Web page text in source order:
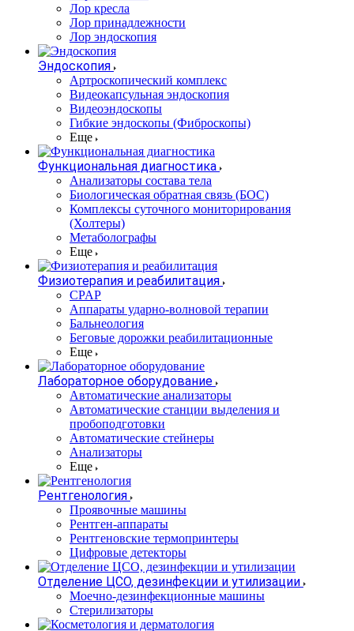
Лор кресла
Лор принадлежности
Лор эндоскопия
Эндоскопия
Артроскопический комплекс
Видеокапсульная эндоскопия
Видеоэндоскопы
Гибкие эндоскопы (Фиброcкопы)
Еще
Функциональная диагностика
Анализаторы состава тела
Биологическая обратная связь (БОС)
Комплексы суточного мониторирования
(Холтеры)
Метаболографы
Еще
Физиотерапия и реабилитация
CPAP
Аппараты ударно-волновой терапии
Бальнеология
Беговые дорожки реабилитационные
Еще
Лабораторное оборудование
Автоматические анализаторы
Автоматические станции выделения и
пробоподготовки
Автоматические стейнеры
Анализаторы
Еще
Рентгенология
Проявочные машины
Рентген-аппараты
Рентгеновские термопринтеры
Цифровые детекторы
Отделение ЦСО, дезинфекции и утилизации
Моечно-дезинфекционные машины
Стерилизаторы